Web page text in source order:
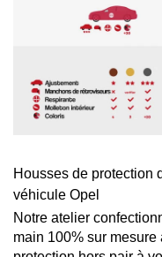
Housses de protection
véhicule Opel
Notre atelier
main 100% sur